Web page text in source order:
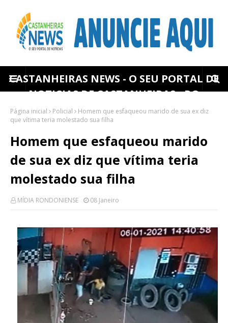
CASTANHEIRAS NEWS - O SEU PORTAL DE
NOTICIAS DE CASTANHEIRAS - RO
Página inicial Policial
Homem que esfaqueou marido de sua ex diz
que vítima teria molestado sua filha
Homem que esfaqueou marido
de sua ex diz que vítima teria
molestado sua filha
MÍDIA RONDONIENSE 08 Janeiro